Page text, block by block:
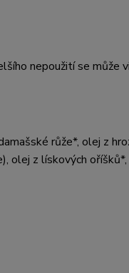
nepoužití se může
růže*, olej z
olej z lískových